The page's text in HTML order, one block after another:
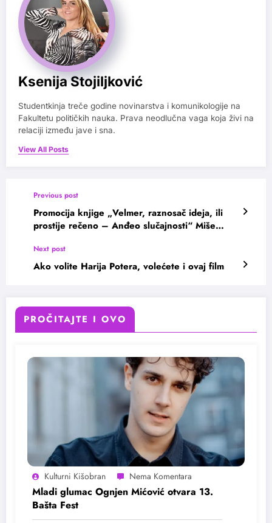
Ksenija Stojiljković
Studentkinja treče godine novinarstva i komunikologije na
Fakultetu političkih nauka. Prava neodlučna vaga koja živi na
relaciji između jave i sna.
View All Posts
Previous post
Promocija knjige „Velmer, raznosač ideja, ili
prostije rečeno – Anđeo slučajnosti“ Miše
Next post
Ako volite Harija Potera, volećete i ovaj film
PROČITAJTE I OVO
Kulturni Kišobran
Mladi glumac Ognjen Mićović otvara 13.
Bašta Fest